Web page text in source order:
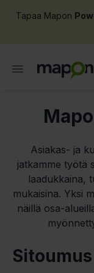
Tapaa Mapon
Asiakas- ja
jatkamme työtä
laadukkaina,
mukaisina. Yksi
näillä osa-